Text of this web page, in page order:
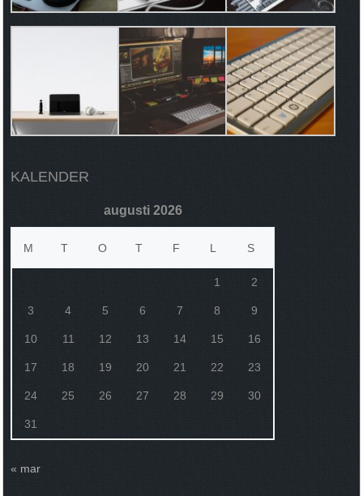
KALENDER
augusti 2026
M T O T F L S
1 2
3 4 5 6 7 8 9
10 11 12 13 14 15 16
17 18 19 20 21 22 23
24 25 26 27 28 29 30
31
« mar